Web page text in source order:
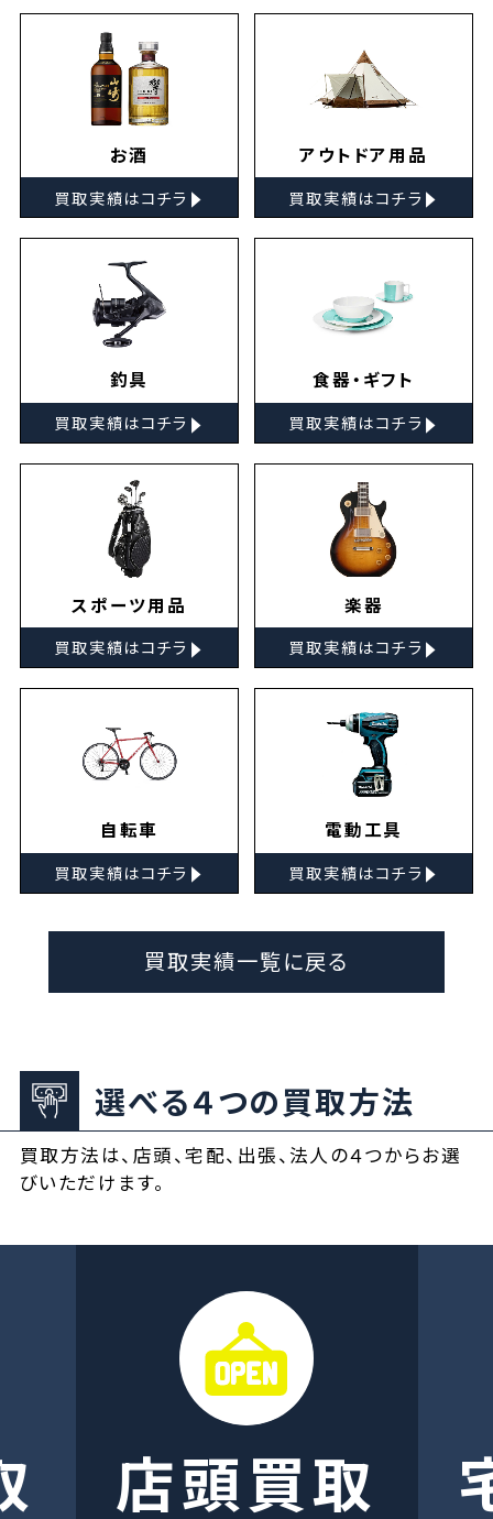
お酒
買取実績はコチラ ▸
アウトドア用品
買取実績はコチラ ▸
釣具
買取実績はコチラ ▸
食器・ギフト
買取実績はコチラ ▸
スポーツ用品
買取実績はコチラ ▸
楽器
買取実績はコチラ ▸
自転車
買取実績はコチラ ▸
電動工具
買取実績はコチラ ▸
買取実績一覧に戻る
選べる４つの買取方法
買取方法は、店頭、宅配、出張、法人の４つからお選
びいただけます。
店頭買取